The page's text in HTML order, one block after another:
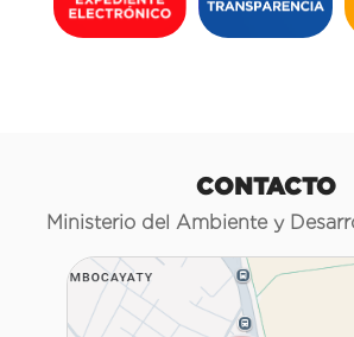
CONTACTO
Ministerio del Ambiente y